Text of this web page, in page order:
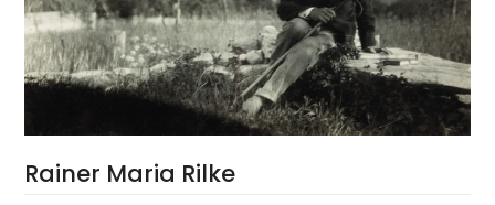
Rainer Maria Rilke